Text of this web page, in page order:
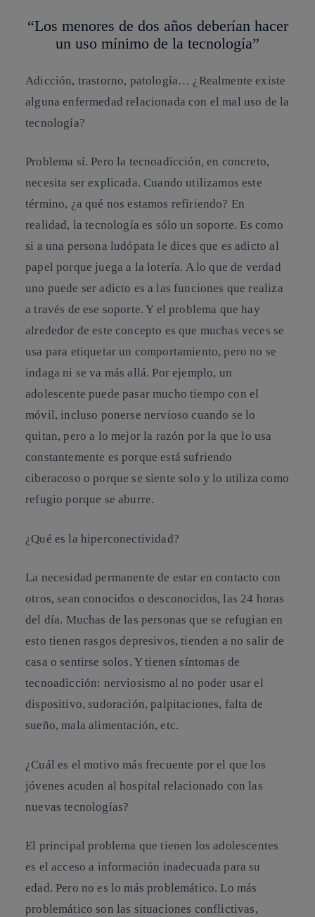
“Los menores de dos años deberían hacer
un uso mínimo de la tecnología”
Adicción, trastorno, patología… ¿Realmente existe
alguna enfermedad relacionada con el mal uso de la
tecnología?
Problema sí. Pero la tecnoadicción, en concreto,
necesita ser explicada. Cuando utilizamos este
término, ¿a qué nos estamos refiriendo? En
realidad, la tecnología es sólo un soporte. Es como
si a una persona ludópata le dices que es adicto al
papel porque juega a la lotería. A lo que de verdad
uno puede ser adicto es a las funciones que realiza
a través de ese soporte. Y el problema que hay
alrededor de este concepto es que muchas veces se
usa para etiquetar un comportamiento, pero no se
indaga ni se va más allá. Por ejemplo, un
adolescente puede pasar mucho tiempo con el
móvil, incluso ponerse nervioso cuando se lo
quitan, pero a lo mejor la razón por la que lo usa
constantemente esporque está sufriendo
ciberacoso o porque se siente solo y lo utiliza como
refugio porque se aburre.
¿Qué es la hiperconectividad?
La necesidad permanente de estar en contacto con
otros, sean conocidos o desconocidos, las 24 horas
del día. Muchas de las personas que se refugian en
esto tienen rasgos depresivos, tienden a no salir de
casa o sentirse solos. Y tienensíntomas de
tecnoadicción: nerviosismo al no poder usar el
dispositivo, sudoración, palpitaciones, falta de
sueño, mala alimentación, etc.
¿Cuál es el motivo más frecuente por el que los
jóvenes acuden al hospital relacionado con las
nuevas tecnologías?
El principal problema que tienen los adolescentes
es el acceso a información inadecuada para su
edad. Pero no es lo más problemático. Lo más
problemático son las situaciones conflictivas,